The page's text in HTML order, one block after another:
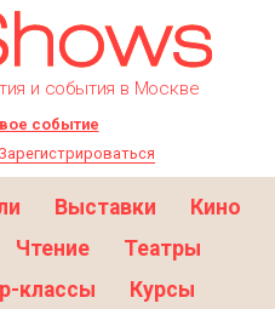
и события в Москве
событие
Зарегистрироваться
Выставки
Кино
Чтение
Театры
классы
Курсы